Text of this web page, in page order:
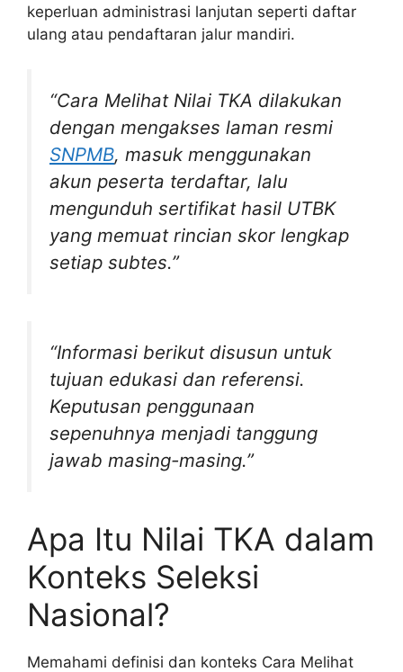
keperluan administrasi lanjutan seperti daftar
ulang atau pendaftaran jalur mandiri.
“Cara Melihat Nilai TKA dilakukan
dengan mengakses laman resmi
SNPMB, masuk menggunakan
akun peserta terdaftar, lalu
mengunduh sertifikat hasil UTBK
yang memuat rincian skor lengkap
setiap subtes.”
“Informasi berikut disusun untuk
tujuan edukasi dan referensi.
Keputusan penggunaan
sepenuhnya menjadi tanggung
jawab masing-masing.”
Apa Itu Nilai TKA dalam
Konteks Seleksi
Nasional?
Memahami definisi dan konteks Cara Melihat